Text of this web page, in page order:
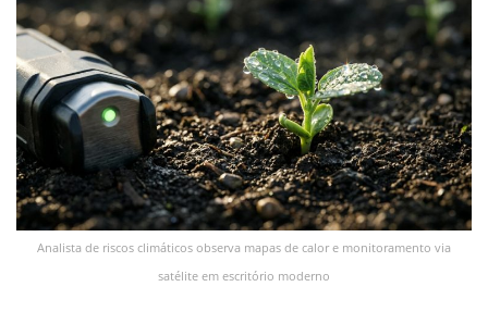
Analista de riscos climáticos observa mapas de calor e monitoramento via
satélite em escritório moderno